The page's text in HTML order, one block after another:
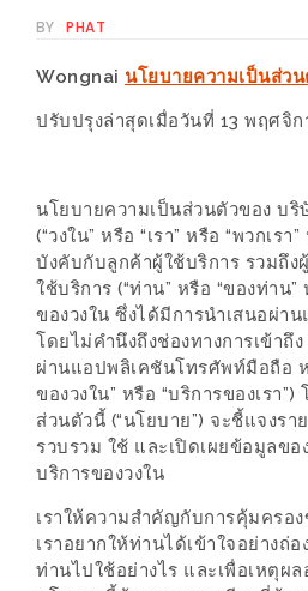
เป็น
ส่วน
ตัว
#มา
กัน
มั้ย
ใน
ฐานะ
อะไร
ก็ได้
…
งาน
เดียว
ที่
ครบ
ครั้ง
BY PHAT
Wongnai นโยบายความเป็นส่ว
ปรับปรุงล่าสุดเมื่อวันที่ 13 พฤศจิก
นโยบายความเป็นส่วนตัวของ บริ
(“วงใน” หรือ “เรา” หรือ “พวกเรา
บังคับกับลูกค้าผู้ใช้บริการ รวมถึง
ใช้บริการ (“ท่าน” หรือ “ของท่าน”
ของวงใน ซึ่งได้มีการนำเสนอผ่า
โดยไม่คำนึงถึงช่องทางการเข้าถึ
ผ่านแอปพลิเคชันโทรศัพท์มือถือ ห
ของวงใน” หรือ “บริการของเรา
ส่วนตัวนี้ (“นโยบาย”) จะชี้แจงรา
รวบรวม ใช้ และเปิดเผยข้อมูลข
บริการของวงใน
เราให้ความสำคัญกับการคุ้มครอ
เราอยากให้ท่านได้เข้าใจอย่างถ่
ท่านไปใช้อย่างไร และเพื่อเหตุผ